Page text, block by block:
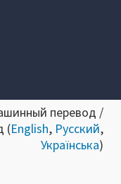
перевод /
(English, Русский,
Українська)